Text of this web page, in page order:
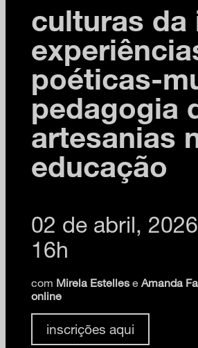
culturas da
poéticas-
pedagogia
artesanias
educação
02 de abril, 2026
16h
com Mirela Estellese Amanda
online
inscrições aqui